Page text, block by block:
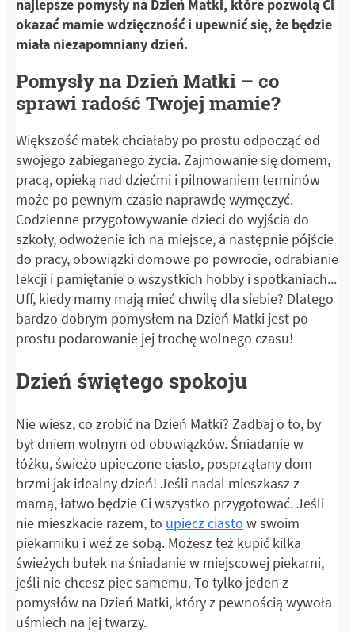
najlepsze pomysły na Dzień Matki, które pozwolą Ci
okazać mamie wdzięczność i upewnić się, że będzie
miała niezapomniany dzień.
Pomysły na Dzień Matki – co
sprawi radość Twojej mamie?
Większość matek chciałaby po prostu odpocząć od
swojego zabieganego życia. Zajmowanie się domem,
pracą, opieką nad dziećmi i pilnowaniem terminów
może po pewnym czasie naprawdę wymęczyć.
Codzienne przygotowywanie dzieci do wyjścia do
szkoły, odwożenie ich na miejsce, a następnie pójście
do pracy, obowiązki domowe po powrocie, odrabianie
lekcji i pamiętanie o wszystkich hobby i spotkaniach...
Uff, kiedy mamy mają mieć chwilę dla siebie? Dlatego
bardzo dobrym pomysłem na Dzień Matki jest po
prostu podarowanie jej trochę wolnego czasu!
Dzień świętego spokoju
Nie wiesz, co zrobić na Dzień Matki? Zadbaj o to, by
był dniem wolnym od obowiązków. Śniadanie w
łóżku, świeżo upieczone ciasto, posprzątany dom –
brzmi jak idealny dzień! Jeśli nadal mieszkasz z
mamą, łatwo będzie Ci wszystko przygotować. Jeśli
nie mieszkacie razem, to upiecz ciasto w swoim
piekarniku i weź ze sobą. Możesz też kupić kilka
świeżych bułek na śniadanie w miejscowej piekarni,
jeśli nie chcesz piec samemu. To tylko jeden z
pomysłów na Dzień Matki, który z pewnością wywoła
uśmiech na jej twarzy.